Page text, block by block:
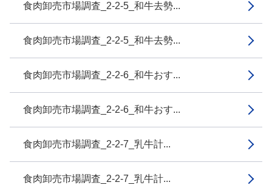
食肉卸売市場調査_2-2-5_和牛去勢...
食肉卸売市場調査_2-2-5_和牛去勢...
食肉卸売市場調査_2-2-6_和牛おす...
食肉卸売市場調査_2-2-6_和牛おす...
食肉卸売市場調査_2-2-7_乳牛計...
食肉卸売市場調査_2-2-7_乳牛計...